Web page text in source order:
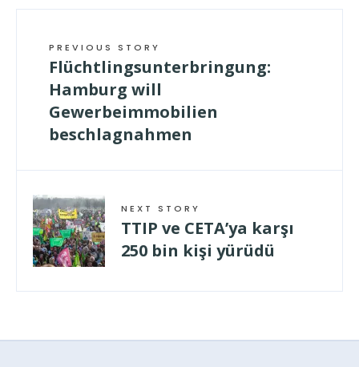
PREVIOUS STORY
Flüchtlingsunterbringung:
Hamburg will
Gewerbeimmobilien
beschlagnahmen
NEXT STORY
TTIP ve CETA’ya karşı
250 bin kişi yürüdü